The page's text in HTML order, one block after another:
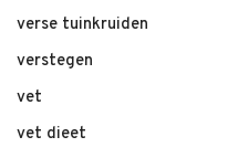
verse tuinkruiden
verstegen
vet
vet dieet